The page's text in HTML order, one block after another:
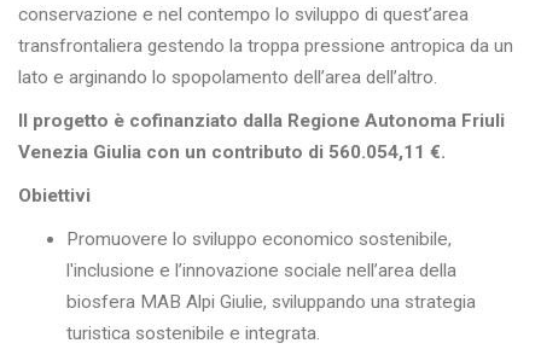
conservazione e nel contempo lo sviluppo di quest’area
transfrontaliera gestendo la troppa pressione antropica da un
lato e arginando lo spopolamento dell’area dell’altro.
Il progetto è cofinanziato dalla Regione Autonoma Friuli
Venezia Giulia con un contributo di 560.054,11 €.
Obiettivi
Promuovere lo sviluppo economico sostenibile,
l'inclusione e l’innovazione sociale nell’area della
biosfera MAB Alpi Giulie, sviluppando una strategia
turistica sostenibile e integrata.